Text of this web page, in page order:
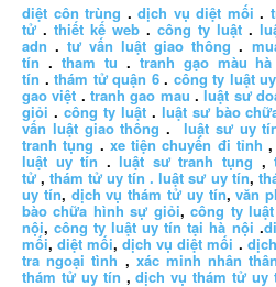
diệt côn trùng .dịch vụ diệt mối .
tử. thiết kế web . công ty luật .
adn .tư vấn luật giao thông.
tín . tham tu .tranh gạo màu
tín .thám tử quận 6. công ty luật
gao việt .tranh gao mau .luật sư
giỏi . công ty luật. luật sư bào
vấn luật giao thông .luật sư uy
tranh tụng . xe tiện chuyến đi tỉnh
luật uy tín .luật sư tranh tụng ,
tử,thám tử uy tín . luật sư uy tín,
uy tín, dịch vụ thám tử uy tín,văn
bào chữa hình sự giỏi,công ty
nội,công ty luật uy tín tại hà nội .
mối,diệt mối,dịch vụ diệt mối .
tra ngoại tình ,xác minh nhân thân
thám tử uy tín ,dịch vụ thám tử uy